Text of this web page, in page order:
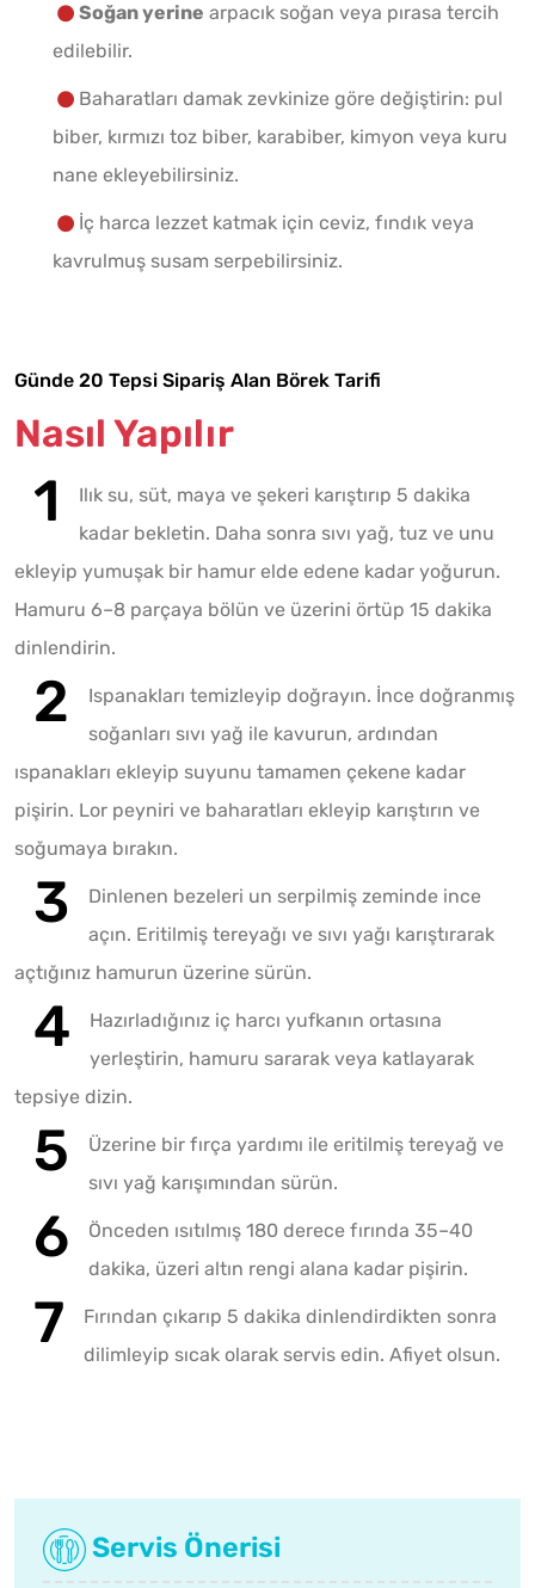
Soğan yerine arpacık soğan veya pırasa tercih
edilebilir.
Baharatları damak zevkinize göre değiştirin: pul
biber, kırmızı toz biber, karabiber, kimyon veya kuru
nane ekleyebilirsiniz.
İç harca lezzet katmak için ceviz, fındık veya
kavrulmuş susam serpebilirsiniz.
Günde 20 Tepsi Sipariş Alan Börek Tarifi
Nasıl Yapılır
Ilık su, süt, maya ve şekeri karıştırıp 5 dakika
kadar bekletin. Daha sonra sıvı yağ, tuz ve unu
ekleyip yumuşak bir hamur elde edene kadar yoğurun.
Hamuru 6–8 parçaya bölün ve üzerini örtüp 15 dakika
dinlendirin.
Ispanakları temizleyip doğrayın. İnce doğranmış
soğanları sıvı yağ ile kavurun, ardından
ıspanakları ekleyip suyunu tamamen çekene kadar
pişirin. Lor peyniri ve baharatları ekleyip karıştırın ve
soğumaya bırakın.
Dinlenen bezeleri un serpilmiş zeminde ince
açın. Eritilmiş tereyağı ve sıvı yağı karıştırarak
açtığınız hamurun üzerine sürün.
Hazırladığınız iç harcı yufkanın ortasına
yerleştirin, hamuru sararak veya katlayarak
tepsiye dizin.
Üzerine bir fırça yardımı ile eritilmiş tereyağ ve
sıvı yağ karışımından sürün.
Önceden ısıtılmış 180 derece fırında 35–40
dakika, üzeri altın rengi alana kadar pişirin.
Fırından çıkarıp 5 dakika dinlendirdikten sonra
dilimleyip sıcak olarak servis edin. Afiyet olsun.
Servis Önerisi